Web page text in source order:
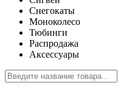
Снегокаты
Моноколесо
Тюбинги
Распродажа
Аксессуары